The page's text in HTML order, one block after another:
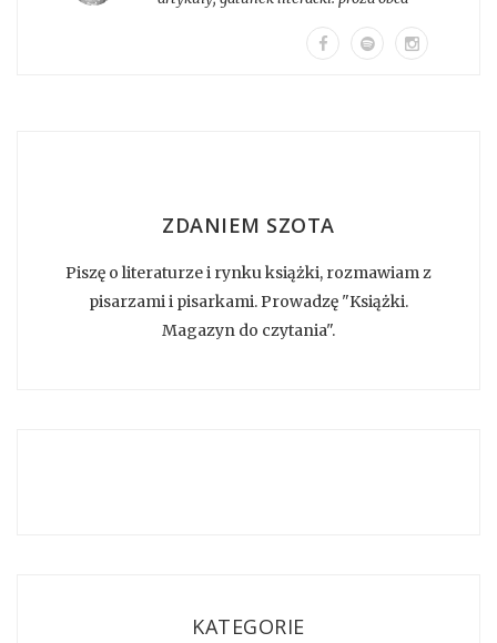
ZDANIEM SZOTA
Piszę o literaturze i rynku książki, rozmawiam z
pisarzami i pisarkami. Prowadzę "Książki.
Magazyn do czytania".
KATEGORIE